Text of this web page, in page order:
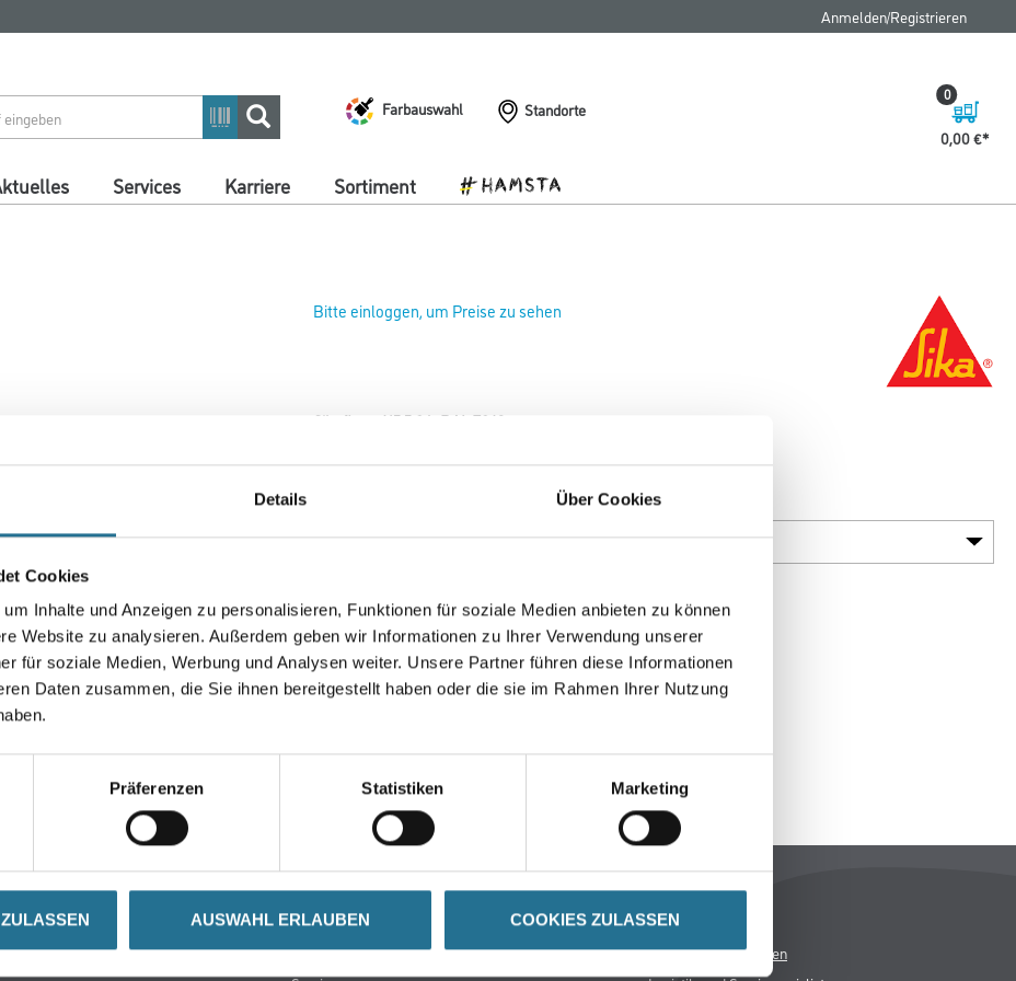
Details Über Cookies
Cookies
Inhalte und Anzeigen zu personalisieren, Funktionen für soziale Medien anbieten zu können
Website zu analysieren. Außerdem geben wir Informationen zu Ihrer Verwendung unserer
für soziale Medien, Werbung und Analysen weiter. Unsere Partner führen diese Informationen
Daten zusammen, die Sie ihnen bereitgestellt haben oder die sie im Rahmen Ihrer Nutzung
Präferenzen Statistiken Marketing
AUSWAHL ERLAUBEN COOKIES ZULASSEN
Anmelden/Registrieren
Farbauswahl
Standorte
0,00 €
0
Services Karriere Sortiment
Bitte einloggen, um Preise zu sehen
Sikafloor-415 5,0 lt RAL 7042 ca.
Umrechnungsfaktoren
Unternehmen
Aktuelles
AGB
Nutzungsbedingungen